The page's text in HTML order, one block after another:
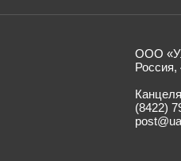
ООО
Россия,
(8422)